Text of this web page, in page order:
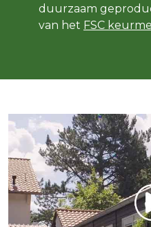
duurzaam
van het FSC